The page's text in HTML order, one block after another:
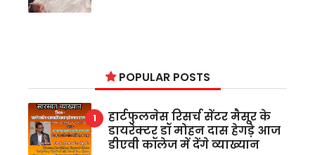
POPULAR POSTS
हार्टफुलनेस रिसर्च सेंटर मैसूर के
डायरेक्टर डॉ मोहन दास हेगड़े आज
डीएवी कॉलेज में देंगे व्याख्यान